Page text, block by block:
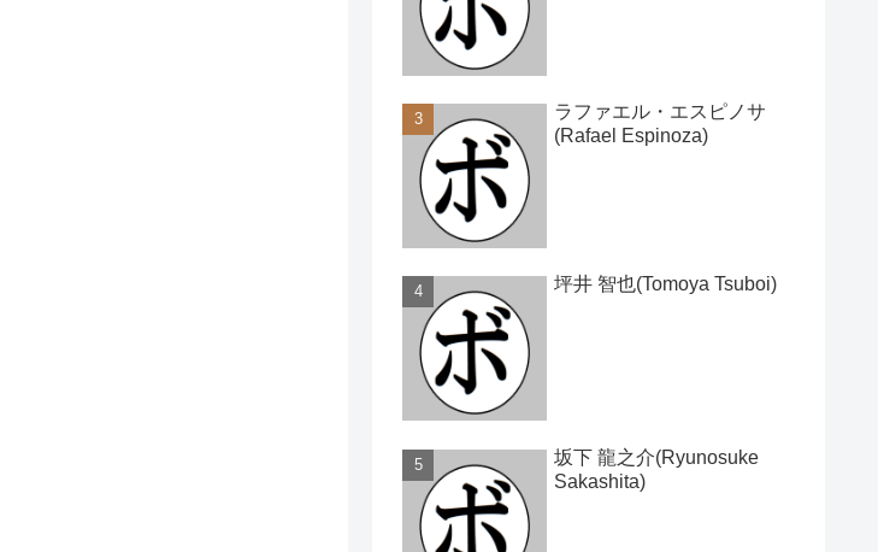
ラファエル・エスピノサ
(Rafael Espinoza)
坪井 智也(Tomoya Tsuboi)
坂下 龍之介(Ryunosuke
Sakashita)